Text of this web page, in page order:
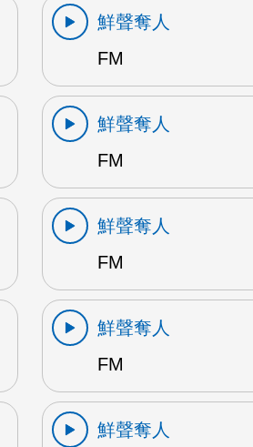
鮮聲奪人
FM
鮮聲奪人
FM
鮮聲奪人
FM
鮮聲奪人
FM
鮮聲奪人